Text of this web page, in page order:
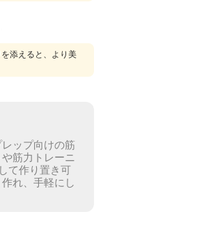
添えると、より美
ップ向けの筋
筋力トレーニ
て作り置き可
れ、手軽にし